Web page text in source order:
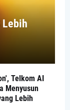
Lebih
Telkom AI
Menyusun
Lebih